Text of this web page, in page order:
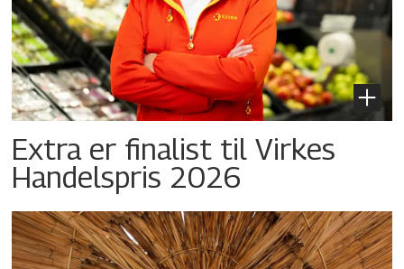
Extra er finalist til Virkes
Handelspris 2026